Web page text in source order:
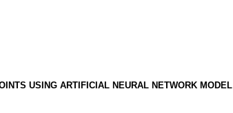
USING ARTIFICIAL NEURAL NETWORK MODEL